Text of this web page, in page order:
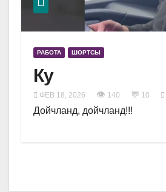
РАБОТА ШОРТСЫ
Ку
ФЕВ 18, 2026 👁 140 💬 10
Дойчланд, дойчланд!!!